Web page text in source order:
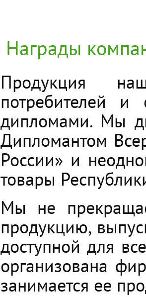
Награды
Продукция
потребителей и
дипломами. Мы
Дипломантом
России» и
товары
Мы не
продукцию,
доступной для
организована
занимается ее